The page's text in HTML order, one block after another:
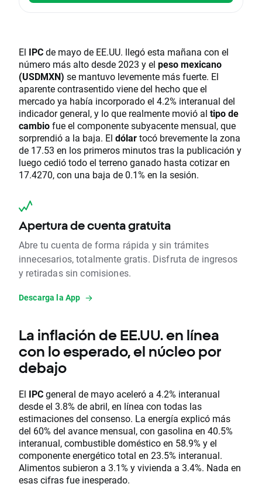
El IPCde mayo de EE.UU. llegó esta mañana con el
número más alto desde 2023 y el peso mexicano
(USDMXN) se mantuvo levemente más fuerte. El
aparente contrasentido viene del hecho que el
mercado ya había incorporado el 4.2% interanual del
indicador general, y lo que realmente movió al tipo de
cambiofue el componente subyacente mensual, que
sorprendió a la baja. El dólartocó brevemente la zona
de 17.53 en los primeros minutos tras la publicación y
luego cedió todo el terreno ganado hasta cotizar en
17.4270, con una baja de 0.1% en la sesión.
Apertura de cuenta gratuita
Abre tu cuenta de forma rápida y sin trámites
innecesarios, totalmente gratis. Disfruta de ingresos
y retiradas sin comisiones.
Descarga la App
La inflación de EE.UU. en línea
con lo esperado, el núcleo por
debajo
El IPCgeneral de mayo aceleró a 4.2% interanual
desde el 3.8% de abril, en línea con todas las
estimaciones del consenso. La energía explicó más
del 60% del avance mensual, con gasolina en 40.5%
interanual, combustible doméstico en 58.9% y el
componente energético total en 23.5% interanual.
Alimentos subieron a 3.1% y vivienda a 3.4%. Nada en
esas cifras fue inesperado.